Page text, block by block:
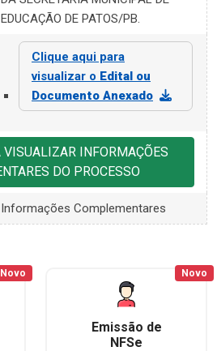
EDUCAÇÃO DE PATOS/PB.
Clique aqui para
visualizar o Edital ou
Documento Anexado
INFORMAÇÕES
DO PROCESSO
Informações Complementares
Novo
Emissão de
NFSe
Novo